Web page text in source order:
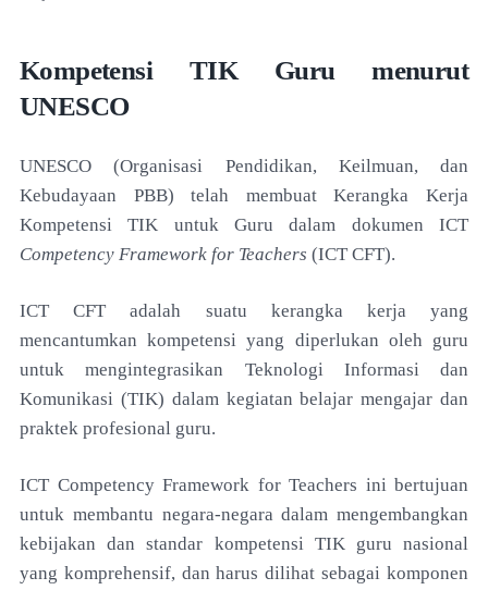
Kompetensi TIK Guru menurut
UNESCO
UNESCO (Organisasi Pendidikan, Keilmuan, dan
Kebudayaan PBB) telah membuat Kerangka Kerja
Kompetensi TIK untuk Guru dalam dokumen ICT
Competency Framework for Teachers (ICT CFT).
ICT CFT adalah suatu kerangka kerja yang
mencantumkan kompetensi yang diperlukan oleh guru
untuk mengintegrasikan Teknologi Informasi dan
Komunikasi (TIK) dalam kegiatan belajar mengajar dan
praktek profesional guru.
ICT Competency Framework for Teachers ini bertujuan
untuk membantu negara-negara dalam mengembangkan
kebijakan dan standar kompetensi TIK guru nasional
yang komprehensif, dan harus dilihat sebagai komponen